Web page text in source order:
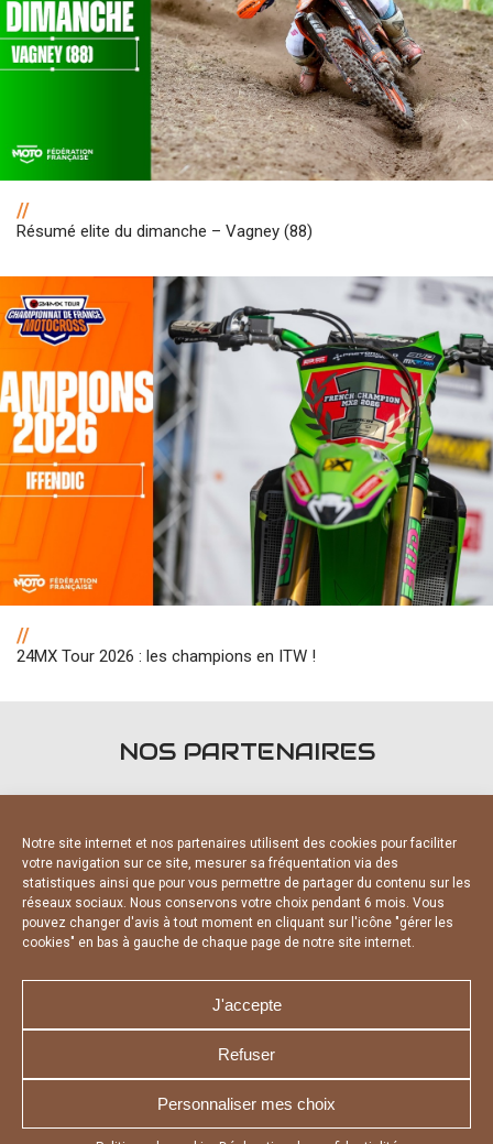
Notre site internet et nos partenaires utilisent des cookies pour faciliter
votre navigation sur ce site, mesurer sa fréquentation via des
statistiques ainsi que pour vous permettre de partager du contenu sur les
réseaux sociaux. Nous conservons votre choix pendant 6 mois. Vous
pouvez changer d'avis à tout moment en cliquant sur l'icône "gérer les
cookies" en bas à gauche de chaque page de notre site internet.
J'accepte
Refuser
Personnaliser mes choix
//
Résumé elite du dimanche – Vagney (88)
//
24MX Tour 2026 : les champions en ITW !
NOS PARTENAIRES
PARTENAIRES OFFICIELS
NOUS CONTACTER
MENTIONS LÉGALES
CHARTE DE CONFIDENTIALITÉ
DÉCLARATION DE CONFIDENTIALITÉ